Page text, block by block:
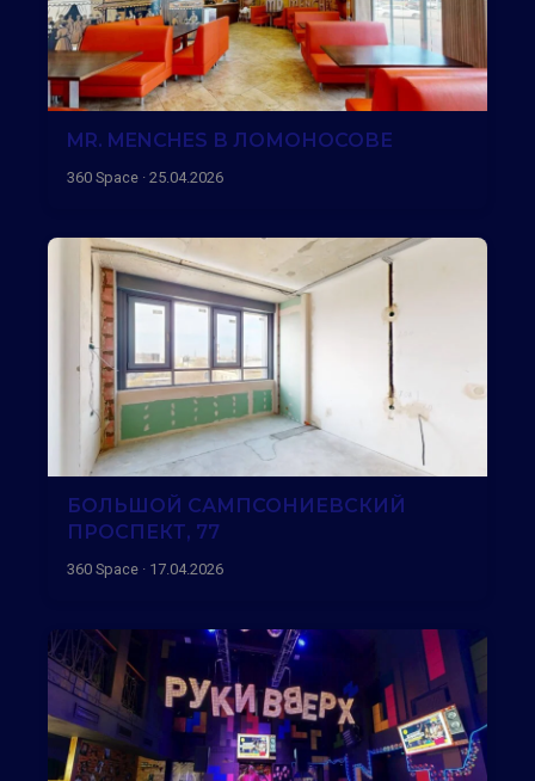
MR. MENCHES В ЛОМОНОСОВЕ
360 Space · 25.04.2026
БОЛЬШОЙ САМПСОНИЕВСКИЙ
ПРОСПЕКТ, 77
360 Space · 17.04.2026